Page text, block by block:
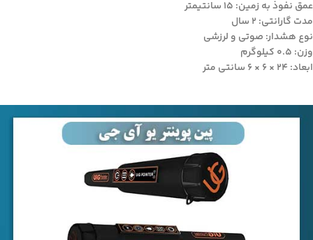
عمق نفوذ به زمین: ۱۵ سانتیمتر
مدت گارانتی: ۲ سال
نوع هشدار: صوتی و لرزشی
وزن: ۰.۵ کیلوگرم
ابعاد: ۲۴ × ۶ × ۶ سانتی متر